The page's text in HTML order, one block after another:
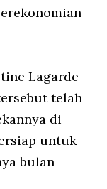
Lagarde
telah
di
untuk
bulan